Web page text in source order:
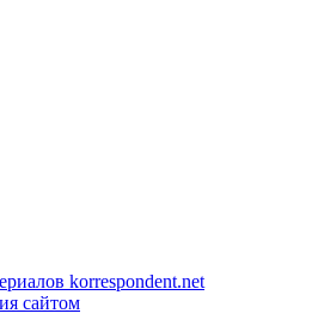
korrespondent.net
сайтом